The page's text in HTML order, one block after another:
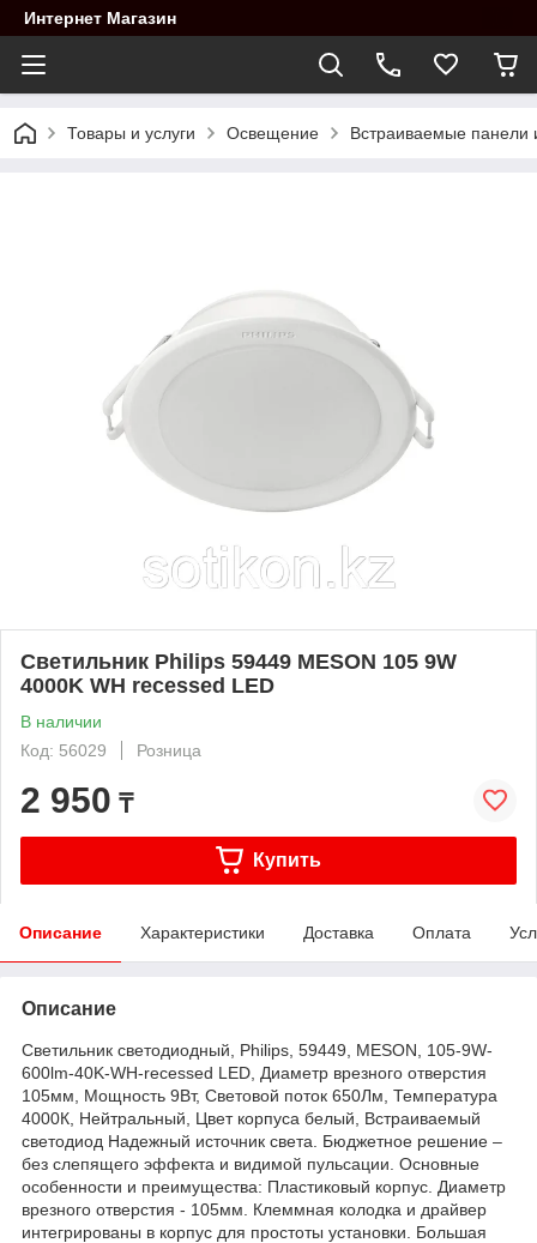
Интернет Магазин
Товары и услуги Освещение Встраиваемые панели
Светильник Philips 59449 MESON 105 9W
4000K WH recessed LED
В наличии
Код: 56029
Розница
2 950 ₸
Купить
Описание Характеристики Доставка Оплата
Описание
Светильник светодиодный, Philips, 59449, MESON, 105-9W-
600lm-40K-WH-recessed LED, Диаметр врезного отверстия
105мм, Мощность 9Вт, Световой поток 650Лм, Температура
4000К, Нейтральный, Цвет корпуса белый, Встраиваемый
светодиод Надежный источник света. Бюджетное решение –
без слепящего эффекта и видимой пульсации. Основные
особенности и преимущества: Пластиковый корпус. Диаметр
врезного отверстия - 105мм. Клеммная колодка и драйвер
интегрированы в корпус для простоты установки. Большая